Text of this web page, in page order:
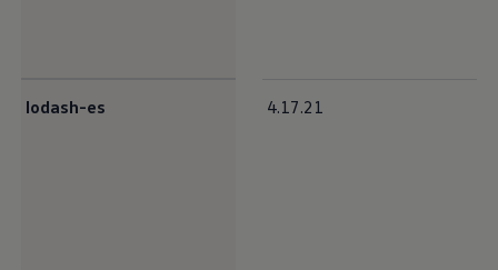
lodash-es 4.17.21